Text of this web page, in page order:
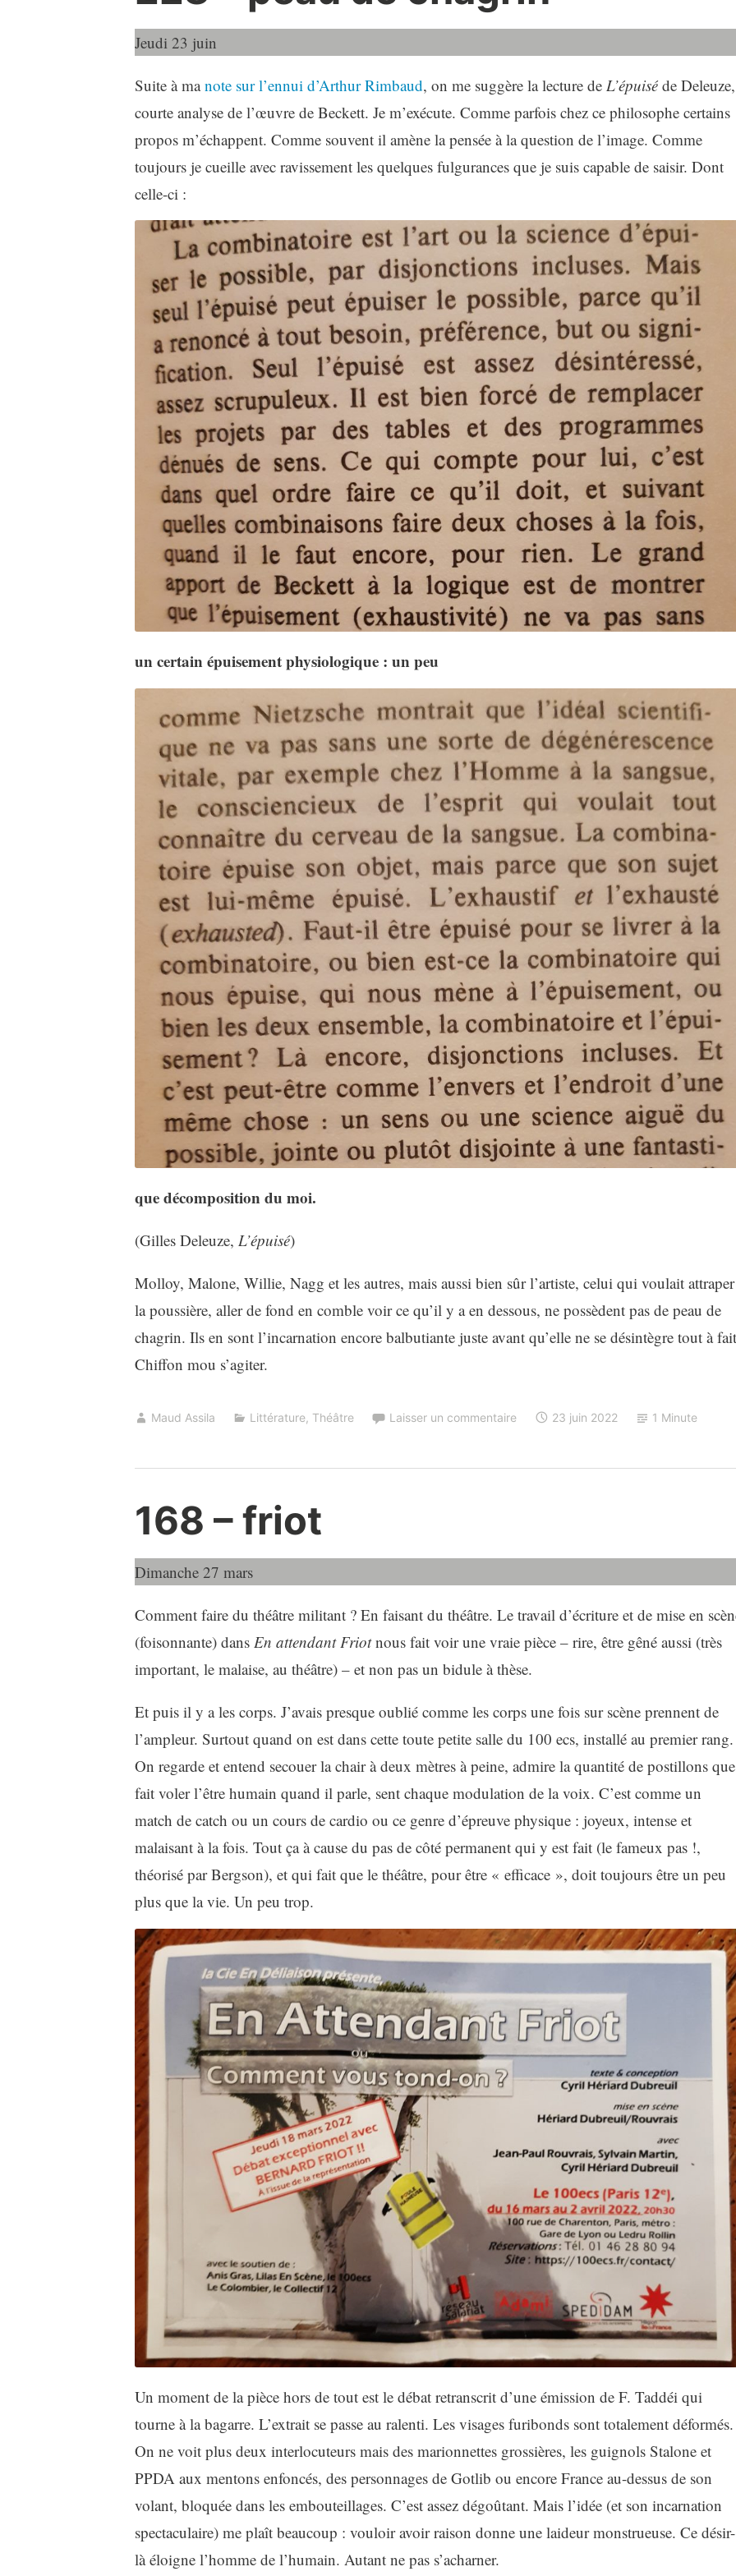
Jeudi 23 juin
Suite à manote sur l’ennui d’Arthur Rimbaud, on me suggère la lecture de L’épuiséde Deleuze,
courte analyse de l’œuvre de Beckett. Je m’exécute. Comme parfois chez ce philosophe certains
propos m’échappent. Comme souvent il amène la pensée à la question de l’image. Comme
toujours je cueille avec ravissement les quelques fulgurances que je suis capable de saisir. Dont
celle-ci :
un certain épuisement physiologique : un peu
que décomposition du moi.
(Gilles Deleuze, L’épuisé)
Molloy, Malone, Willie, Nagg et les autres, mais aussi bien sûr l’artiste, celui qui voulait attraper
la poussière, aller de fond en comble voir ce qu’il y a en dessous, ne possèdent pas de peau de
chagrin. Ils en sont l’incarnation encore balbutiante juste avant qu’elle ne se désintègre tout à
Chiffon mou s’agiter.
Maud Assila Littérature, Théâtre Laisser un commentaire 23 juin 2022 1 Minute
168 – friot
Dimanche 27 mars
Comment faire du théâtre militant ? En faisant du théâtre. Le travail d’écriture et de mise en
(foisonnante) dansEn attendant Friotnous fait voir une vraie pièce – rire, être gêné aussi (très
important, le malaise, au théâtre) – et non pas un bidule à thèse.
Et puis il y a les corps. J’avais presque oublié comme les corps une fois sur scène prennent de
l’ampleur. Surtout quand on est dans cette toute petite salle du 100 ecs, installé au premier rang.
On regarde et entend secouer la chair à deux mètres à peine, admire la quantité de postillons que
fait voler l’être humain quand il parle, sent chaque modulation de la voix. C’est comme un
match de catch ou un cours de cardio ou ce genre d’épreuve physique : joyeux, intense et
malaisant à la fois. Tout ça à cause du pas de côté permanent qui y est fait (le fameux pas !,
théorisé par Bergson), et qui fait que le théâtre, pour être « efficace », doit toujours être un peu
plus que la vie. Un peu trop.
Un moment de la pièce hors de tout est le débat retranscrit d’une émission de F. Taddéi qui
tourne à la bagarre. L’extrait se passe au ralenti. Les visages furibonds sont totalement déformés.
On ne voit plus deux interlocuteurs mais des marionnettes grossières, les guignols Stalone et
PPDA aux mentons enfoncés, des personnages de Gotlib ou encore France au-dessus de son
volant, bloquée dans les embouteillages. C’est assez dégoûtant. Mais l’idée (et son incarnation
spectaculaire) me plaît beaucoup : vouloir avoir raison donne une laideur monstrueuse. Ce désir-
là éloigne l’homme de l’humain. Autant ne pas s’acharner.